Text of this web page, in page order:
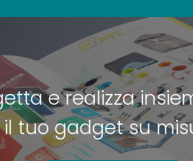
e realizza
il tuo gadget su